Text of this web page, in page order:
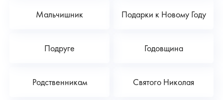
Мальчишник Подарки к Новому Году
Подруге Годовщина
Родственникам Святого Николая